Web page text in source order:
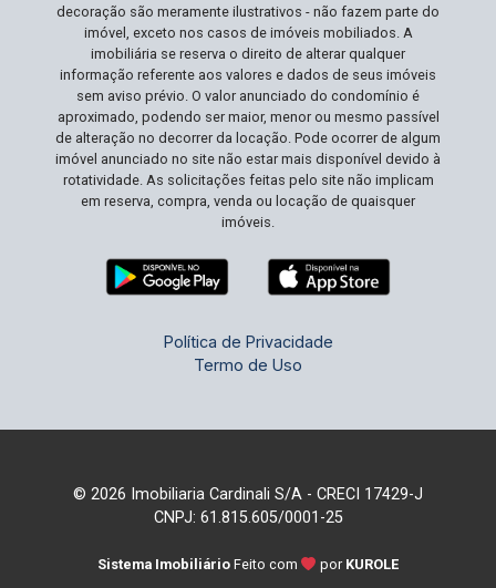
decoração são meramente ilustrativos - não fazem parte do
imóvel, exceto nos casos de imóveis mobiliados. A
imobiliária se reserva o direito de alterar qualquer
informação referente aos valores e dados de seus imóveis
sem aviso prévio. O valor anunciado do condomínio é
aproximado, podendo ser maior, menor ou mesmo passível
de alteração no decorrer da locação. Pode ocorrer de algum
imóvel anunciado no site não estar mais disponível devido à
rotatividade. As solicitações feitas pelo site não implicam
em reserva, compra, venda ou locação de quaisquer
imóveis.
Política de Privacidade
Termo de Uso
© 2026 Imobiliaria Cardinali S/A - CRECI 17429-J
CNPJ: 61.815.605/0001-25
Sistema Imobiliário Feito com por KUROLE